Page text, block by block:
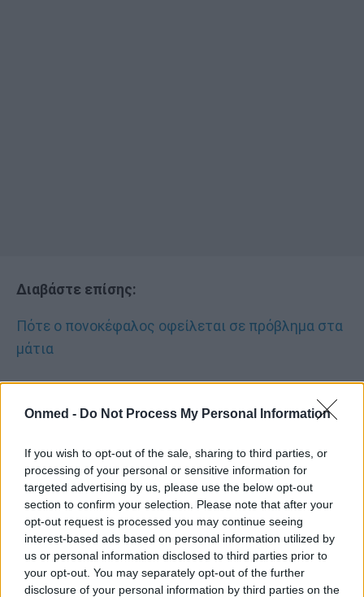
Onmed - Do Not Process My Personal Information
If you wish to opt-out of the sale, sharing to third parties, or
processing of your personal or sensitive information for
targeted advertising by us, please use the below opt-out
section to confirm your selection. Please note that after your
opt-out request is processed you may continue seeing
interest-based ads based on personal information utilized by
us or personal information disclosed to third parties prior to
your opt-out. You may separately opt-out of the further
disclosure of your personal information by third parties on the
Διαβάστε επίσης:
Πότε ο πονοκέφαλος οφείλεται σε πρόβλημα στα
μάτια
επιβάλλεται να πάτε στο νοσοκομείο
Πονοκέφαλος: 4 μέθοδοι αντιμετώπισης ανάλογα
με την αιτία του
Eγκυμοσύνη και πονοκέφαλος: Τι μπορείτε να
κάνετε